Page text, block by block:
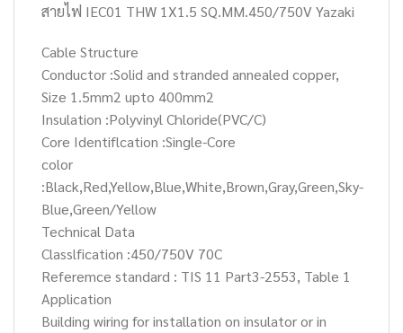
สายไฟ IEC01 THW 1X1.5 SQ.MM.450/750V Yazaki
Cable Structure
Conductor :Solid and stranded annealed copper,
Size 1.5mm2 upto 400mm2
Insulation :Polyvinyl Chloride(PVC/C)
Core Identiflcation :Single-Core
color
:Black,Red,Yellow,Blue,White,Brown,Gray,Green,Sky-
Blue,Green/Yellow
Technical Data
Classlfication :450/750V 70C
Referemce standard : TIS 11 Part3-2553, Table 1
Application
Building wiring for installation on insulator or in